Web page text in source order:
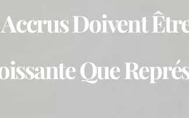
Doivent
Que